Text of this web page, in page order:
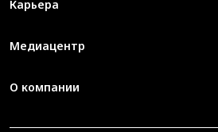
Карьера
Медиацентр
О компании